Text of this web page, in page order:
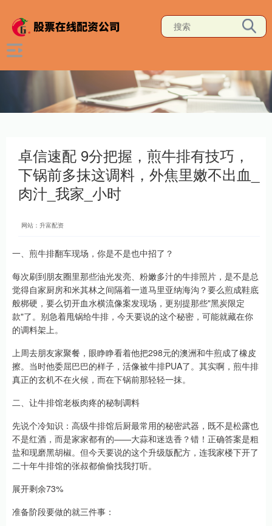
卓信速配 9分把握，煎牛排有技巧，
下锅前多抹这调料，外焦里嫩不出血_
肉汁_我家_小时
网站：升富配资
一、煎牛排翻车现场，你是不是也中招了？
每次刷到朋友圈里那些油光发亮、粉嫩多汁的牛排照片，是不是总
觉得自家厨房和米其林之间隔着一道马里亚纳海沟？要么煎成鞋底
般梆硬，要么切开血水横流像案发现场，更别提那些"黑炭限定
款"了。别急着甩锅给牛排，今天要说的这个秘密，可能就藏在你
的调料架上。
上周去朋友家聚餐，眼睁睁看着他把298元的澳洲和牛煎成了橡皮
擦。当时他委屈巴巴的样子，活像被牛排PUA了。其实啊，煎牛排
真正的玄机不在火候，而在下锅前那轻轻一抹。
二、让牛排馆老板肉疼的秘制调料
先说个冷知识：高级牛排馆后厨最常用的秘密武器，既不是松露也
不是红酒，而是家家都有的——大蒜和迷迭香？错！正确答案是粗
盐和现磨黑胡椒。但今天要说的这个升级版配方，连我家楼下开了
二十年牛排馆的张叔都偷偷找我打听。
展开剩余73%
准备阶段要做的就三件事：